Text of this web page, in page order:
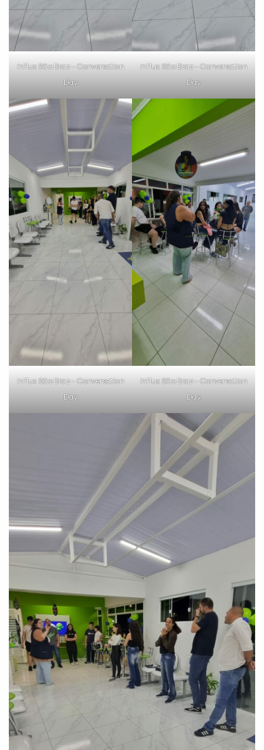
inFlux São Braz – Conversation
Day
inFlux São Braz – Conversation
Day
inFlux São Braz – Conversation
Day
inFlux São Braz – Conversation
Day